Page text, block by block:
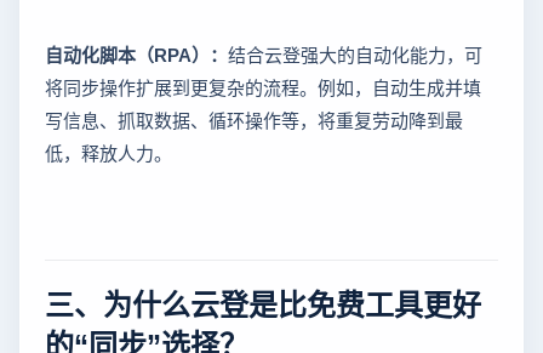
自动化脚本（RPA）： 结合云登强大的自动化能力，可
将同步操作扩展到更复杂的流程。例如，自动生成并填
写信息、抓取数据、循环操作等，将重复劳动降到最
低，释放人力。
三、为什么云登是比免费工具更好
的“同步”选择？